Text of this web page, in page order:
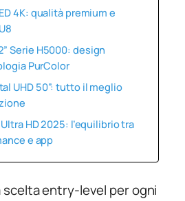
4K: qualità premium e
Serie H5000: design
PurColor
UHD 50”: tutto il meglio
HD 2025: l’equilibrio tra
e app
scelta entry-level per ogni